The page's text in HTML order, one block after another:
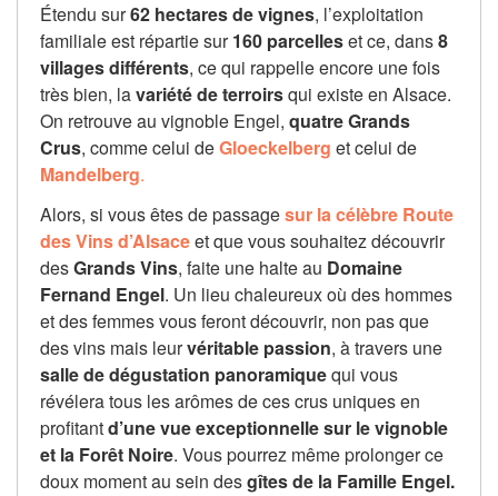
Étendu sur62 hectares de vignes, l’exploitation
familiale est répartie sur160 parcelleset ce, dans8
villages différents, ce qui rappelle encore une fois
très bien, lavariété de terroirsqui existe en Alsace.
On retrouve au vignoble Engel, quatre Grands
Crus, comme celui deGloeckelberg et celui de
Mandelberg.
Alors, si vous êtes de passagesur la célèbre Route
des Vins d’Alsaceet que vous souhaitez découvrir
desGrands Vins, faite une halte au Domaine
Fernand Engel. Un lieu chaleureux où des hommes
et des femmes vous feront découvrir, non pas que
des vins mais leurvéritable passion, à travers une
salle de dégustation panoramiquequi vous
révélera tous les arômes de ces crus uniques en
profitantd’une vue exceptionnelle sur le vignoble
et la Forêt Noire. Vous pourrez même prolonger ce
doux moment au sein desgîtes de la Famille Engel.